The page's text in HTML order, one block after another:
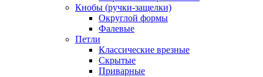
Кнобы (ручки-защелки)
Округлой формы
Фалевые
Петли
Классические врезные
Скрытые
Приварные